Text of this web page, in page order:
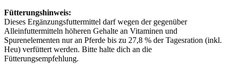
Fütterungshinweis:
Dieses Ergänzungsfuttermittel darf wegen der gegenüber
Alleinfuttermitteln höheren Gehalte an Vitaminen und
Spurenelementen nur an Pferde bis zu 27,8 % der Tagesration (inkl.
Heu) verfüttert werden. Bitte halte dich an die
Fütterungsempfehlung.